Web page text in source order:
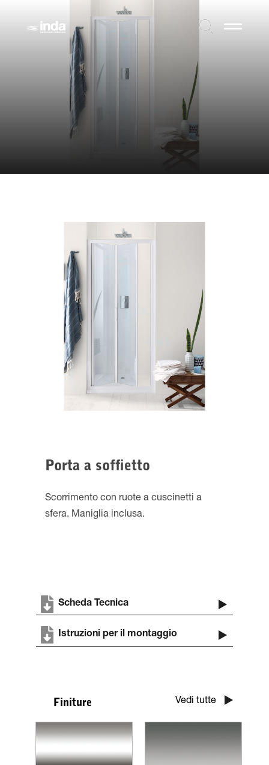
Porta a soffietto
Scorrimento con ruote a cuscinetti a
sfera. Maniglia inclusa.
Scheda Tecnica
Istruzioni per il montaggio
Finiture Vedi tutte